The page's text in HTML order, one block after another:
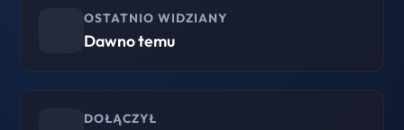
OSTATNIO WIDZIANY
Dawno temu
DOŁĄCZYŁ